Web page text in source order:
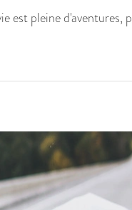
est pleine d'aventures,